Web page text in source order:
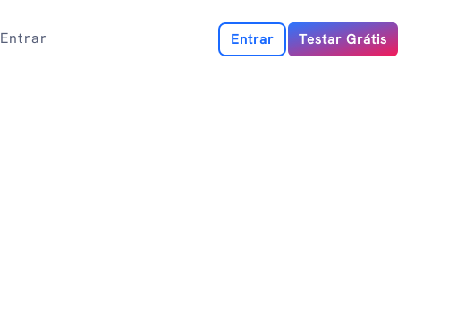
Entrar Entrar Testar Grátis